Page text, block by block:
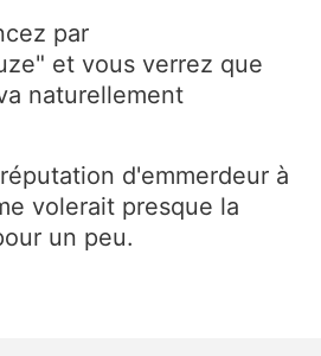
par
et vous verrez que
naturellement
d'emmerdeur à
volerait presque la
un peu.